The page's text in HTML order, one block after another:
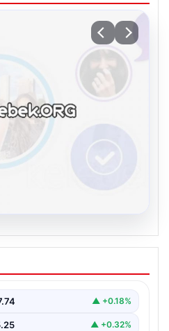
İletişimin
Sohbet Deneyimi
barındırmaktadır.▲ +0.18%
▲ +0.32%